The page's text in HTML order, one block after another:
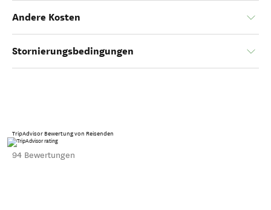
Andere Kosten
Stornierungsbedingungen
TripAdvisor Bewertung von Reisenden
94 Bewertungen